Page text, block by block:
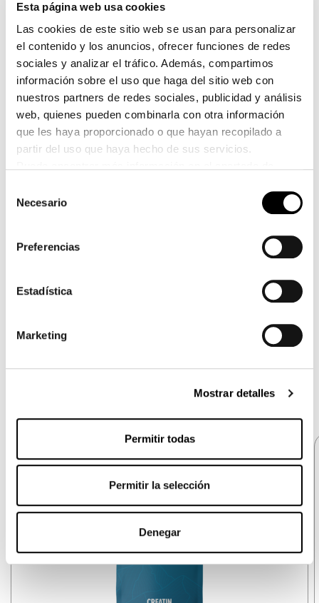
Esta página web usa cookies
Las cookies de este sitio web se usan para personalizar
el contenido y los anuncios, ofrecer funciones de redes
sociales y analizar el tráfico. Además, compartimos
información sobre el uso que haga del sitio web con
nuestros partners de redes sociales, publicidad y análisis
web, quienes pueden combinarla con otra información
que les haya proporcionado o que hayan recopilado a
partir del uso que haya hecho de sus servicios.
Haga clicaquí
Necesario
Preferencias
Estadística
Marketing
Mostrar detalles
Permitir todas
Permitir la selección
Denegar
La suplementación con monohidrato de creatina
aumenta las reservas corporales de creatina. La
creatina en cantidades moderadas ha demostrado
tener efectos positivos. Recomendamos una ingesta de
creatina de 3 a 5 g al día. En esta cantidad, la creatina
ha sido evaluada como segura por la Autoridad
Europea de Seguridad Alimentaria (3 g) y por un panel
de expertos en EE. UU. (5 g). La forma más común de
tomarse según las preferencias personales en polvo,
comprimidos masticables, cápsulas, etc. Como con
especialmente importante con la creatina. Por lo
confiables y de origen conocido.